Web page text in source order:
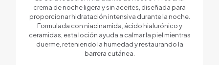
crema de noche ligera y sin aceites, diseñada para
proporcionar hidratación intensiva durante la noche.
Formulada con niacinamida, ácido hialurónico y
ceramidas, esta loción ayuda a calmar la piel mientras
duerme, reteniendo la humedad y restaurando la
barrera cutánea.